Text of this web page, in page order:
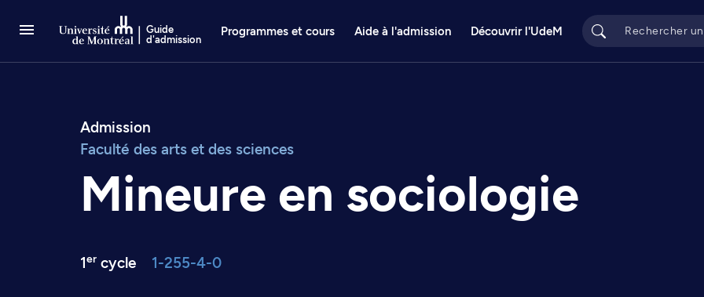
Guide
d'admission
Programmes et cours Aide à l'admission Découvrir l'UdeM
Admission
Faculté des arts et des sciences
Mineure en sociologie
1er cycle 1-255-4-0